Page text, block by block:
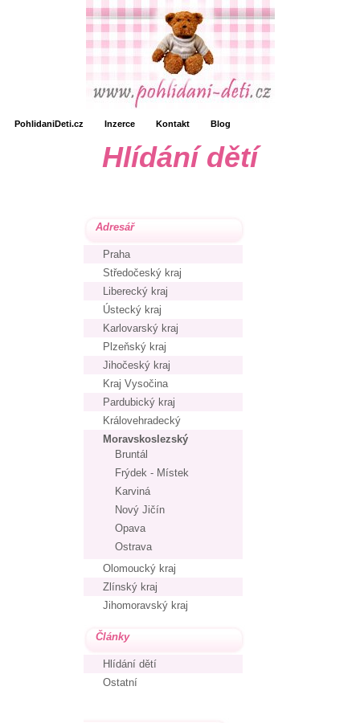
PohlidaniDeti.cz Inzerce Kontakt Blog
Hlídání dětí
Adresář
Praha
Středočeský kraj
Liberecký kraj
Ústecký kraj
Karlovarský kraj
Plzeňský kraj
Jihočeský kraj
Kraj Vysočina
Pardubický kraj
Královehradecký
Moravskoslezský
Bruntál
Frýdek - Místek
Karviná
Nový Jičín
Opava
Ostrava
Olomoucký kraj
Zlínský kraj
Jihomoravský kraj
Články
Hlídání dětí
Ostatní